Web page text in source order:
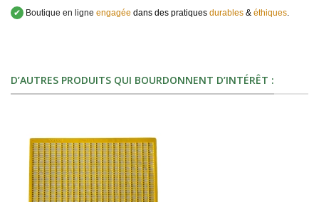
✔
Boutique en ligne engagée dans des pratiques durables & éthiques.
D’AUTRES PRODUITS QUI BOURDONNENT D’INTÉRÊT :